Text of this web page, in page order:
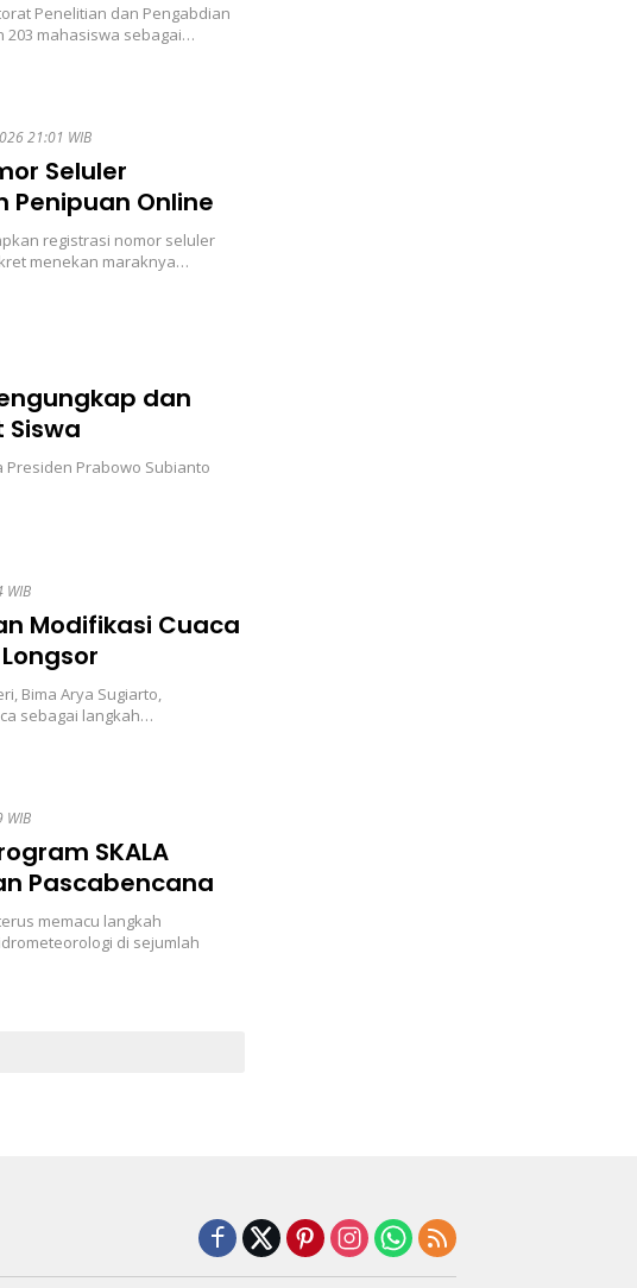
Penelitian dan Pengabdian
203 mahasiswa sebagai…
21:01 WIB
Seluler
Penipuan Online
registrasi nomor seluler
menekan maraknya…
dan
Presiden Prabowo Subianto
WIB
Modifikasi Cuaca
Bima Arya Sugiarto,
sebagai langkah…
WIB
SKALA
Pascabencana
memacu langkah
di sejumlah